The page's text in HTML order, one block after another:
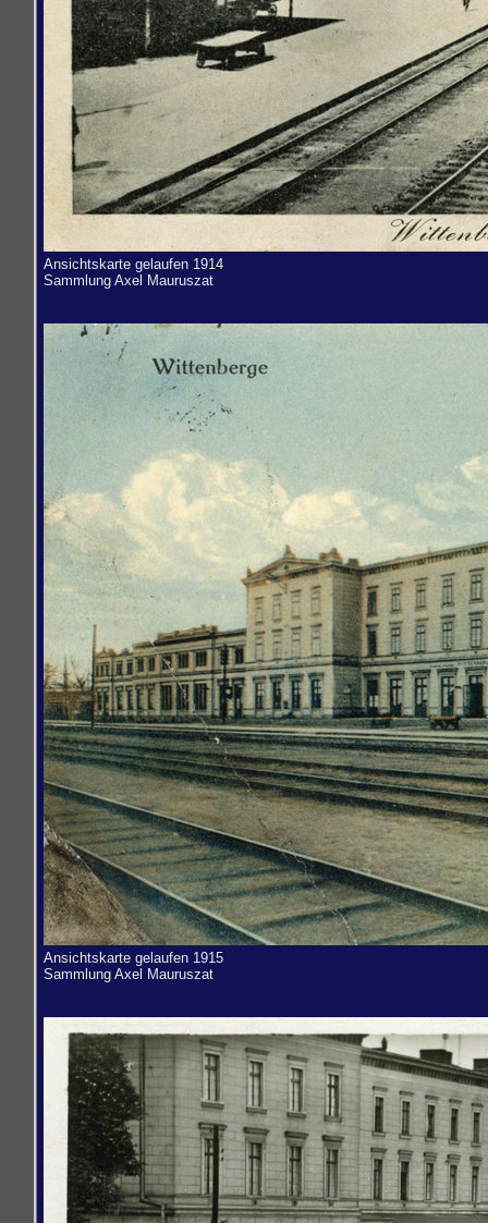
Ansichtskarte gelaufen 1914
Sammlung Axel Mauruszat
Ansichtskarte gelaufen 1915
Sammlung Axel Mauruszat